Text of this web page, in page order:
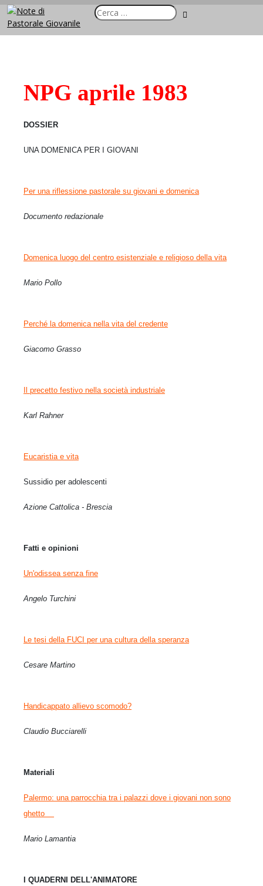
NPG aprile 1983
DOSSIER
UNA DOMENICA PER I GIOVANI
Per una riflessione pastorale su giovani e domenica
Documento redazionale
Domenica luogo del centro esistenziale e religioso della vita
Mario Pollo
Perché la domenica nella vita del credente
Giacomo Grasso
Il precetto festivo nella società industriale
Karl Rahner
Eucaristia e vita
Sussidio per adolescenti
Azione Cattolica - Brescia
Fatti e opinioni
Un'odissea senza fine
Angelo Turchini
Le tesi della FUCI per una cultura della speranza
Cesare Martino
Handicappato allievo scomodo?
Claudio Bucciarelli
Materiali
Palermo: una parrocchia tra i palazzi dove i giovani non sono
ghetto
Mario Lamantia
I QUADERNI DELL'ANIMATORE